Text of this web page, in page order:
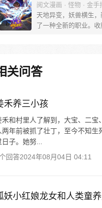
阅文漫画 · 怪物 · 金手
天地异变，妖兽横生
了一种全新的职业。收
我也能将他进化成一只
龙。 每周三、六更新
关问答
禾养三小孩
禾和村里人了解到，大宝、二
两年前被抓了壮丁，至今不知
日子。她努...
回答2024年08月04日 04:11
妖小红娘龙女和人类童